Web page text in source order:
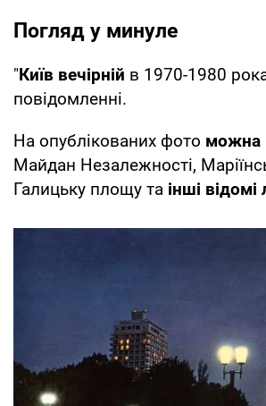
Погляд у минуле
"Київ вечірній в 1970-1980
повідомленні.
На опублікованих фото можна
Майдан Незалежності,
Галицьку площу та інші відомі